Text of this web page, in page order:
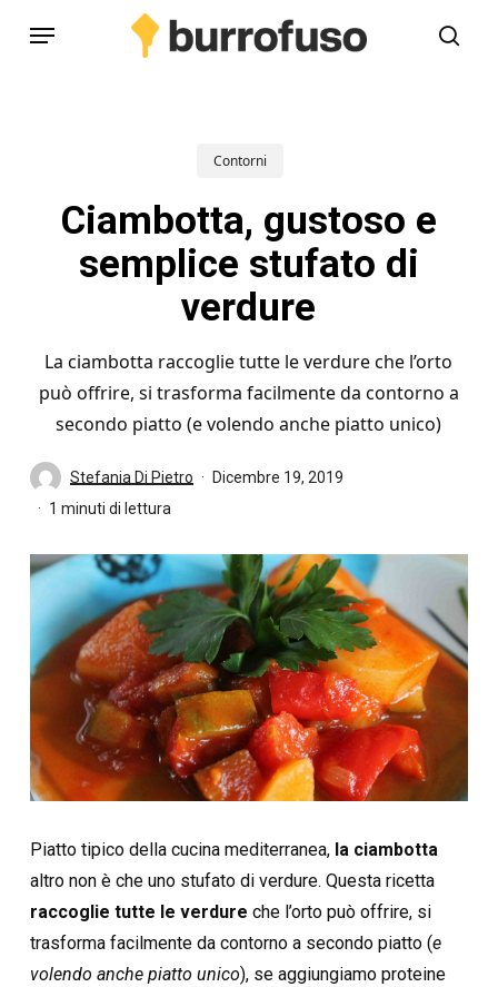
Menu
Contorni
Ciambotta, gustoso e
semplice stufato di
verdure
La ciambotta raccoglie tutte le verdure che l’orto
può offrire, si trasforma facilmente da contorno a
secondo piatto (e volendo anche piatto unico)
Stefania Di Pietro
Dicembre 19, 2019
1 minuti di lettura
Piatto tipico della cucina mediterranea, la ciambotta
altro non è che uno stufato di verdure. Questa ricetta
raccoglie tutte le verdure che l’orto può offrire, si
trasforma facilmente da contorno a secondo piatto (e
volendo anche piatto unico), se aggiungiamo proteine